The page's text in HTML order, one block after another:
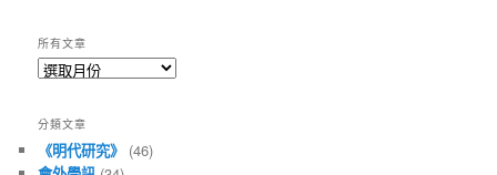
所有文章
所
章
分類文章
《明代研究》 (46)